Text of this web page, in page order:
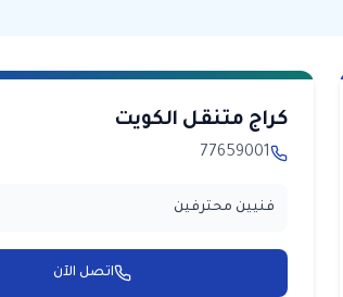
كراج متنقل الكويت
77659001
فنيين محترفين
اتصل الآن